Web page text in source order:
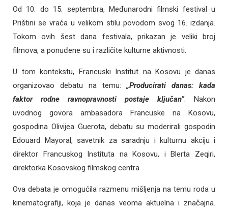
Od 10. do 15. septembra, Međunarodni filmski festival u
Prištini se vraća u velikom stilu povodom svog 16. izdanja.
Tokom ovih šest dana festivala, prikazan je veliki broj
filmova, a ponuđene su i različite kulturne aktivnosti.
U tom kontekstu, Francuski Institut na Kosovu je danas
organizovao debatu na temu:„Producirati danas: kada
faktor rodne ravnopravnosti postaje ključan“. Nakon
uvodnog govora ambasadora Francuske na Kosovu,
gospodina Olivijea Guerota, debatu su moderirali gospodin
Edouard Mayoral, savetnik za saradnju i kulturnu akciju i
direktor Francuskog Instituta na Kosovu, i Blerta Zeqiri,
direktorka Kosovskog filmskog centra.
Ova debata je omogućila razmenu mišljenja na temu roda u
kinematografiji, koja je danas veoma aktuelna i značajna.